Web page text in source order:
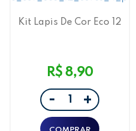
Kit Lapis De Cor Eco 12
R$ 8,90
- +